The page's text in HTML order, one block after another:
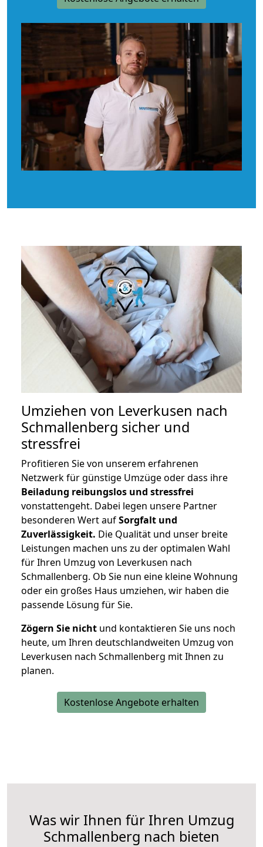
Umziehen von Leverkusen nach
Schmallenberg sicher und
stressfrei
Profitieren Sie von unserem erfahrenen
Netzwerk für günstige Umzüge oder dass ihre
Beiladung reibungslos und stressfrei
vonstattengeht. Dabei legen unsere Partner
besonderen Wert aufSorgfalt und
Zuverlässigkeit. Die Qualität und unser breite
Leistungen machen uns zu der optimalen Wahl
für Ihren Umzug von Leverkusen nach
Schmallenberg. Ob Sie nun eine kleine Wohnung
oder ein großes Haus umziehen, wir haben die
passende Lösung für Sie.
Zögern Sie nicht und kontaktieren Sie uns noch
heute, um Ihren deutschlandweiten Umzug von
Leverkusen nach Schmallenberg mit Ihnen zu
planen.
Kostenlose Angebote erhalten
Was wir Ihnen für Ihren Umzug
Schmallenberg nach bieten